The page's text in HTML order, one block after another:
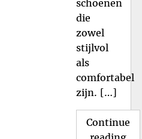
schoenen
die
zowel
stijlvol
als
comfortabel
zijn. […]
Continue